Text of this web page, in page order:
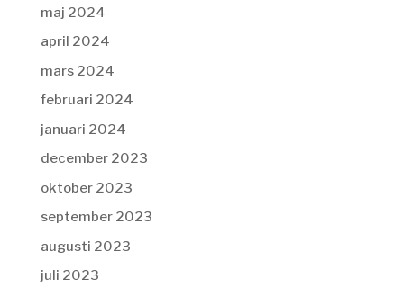
maj 2024
april 2024
mars 2024
februari 2024
januari 2024
december 2023
oktober 2023
september 2023
augusti 2023
juli 2023